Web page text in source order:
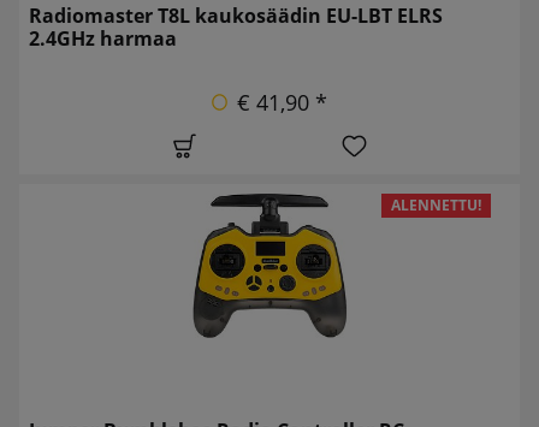
Radiomaster T8L kaukosäädin EU-LBT ELRS
2.4GHz harmaa
€ 41,90 *
ALENNETTU!